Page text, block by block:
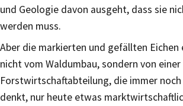
und Geologie davon ausgeht, dass sie
werden muss.
Aber die markierten und gefällten Eichen
nicht vom Waldumbau, sondern von einer
Forstwirtschaftabteilung, die immer noch
denkt, nur heute etwas